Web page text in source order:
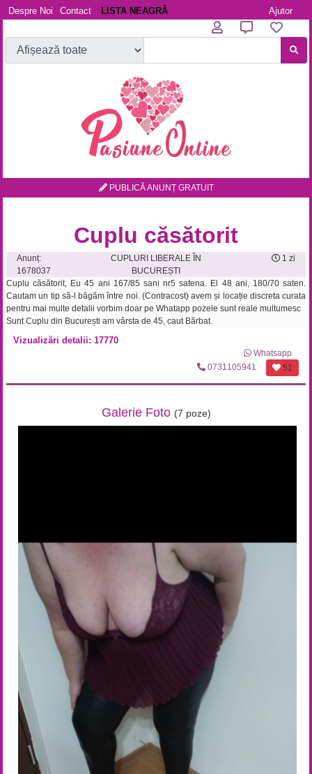
Despre Noi Contact LISTA NEAGRĂ Ajutor
PUBLICĂ ANUNȚ GRATUIT
Cuplu căsătorit
Anunț:
1678037
CUPLURI LIBERALE ÎN
BUCUREȘTI
1 zi
Cuplu căsătorit, Eu 45 ani 167/85 sani nr5 satena. El 48 ani, 180/70 saten.
Cautam un tip să-l băgăm între noi. (Contracost) avem și locație discreta curata
pentru mai multe detalii vorbim doar pe Whatapp pozele sunt reale multumesc
Sunt Cuplu din București am vârsta de 45, caut Bărbat.
Vizualizări detalii: 17770
Whatsapp
0731105941
51
Galerie Foto (7 poze)